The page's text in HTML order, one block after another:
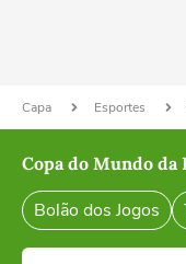
Capa Esportes
Copa do Mundo da
Bolão dos Jogos